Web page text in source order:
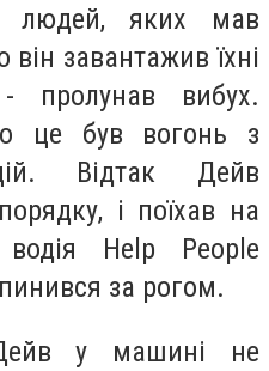
людей, яких мав
завантажив їхні
пролунав вибух.
це був вогонь з
Відтак Дейв
і поїхав на
Help People
за рогом.
у машині не